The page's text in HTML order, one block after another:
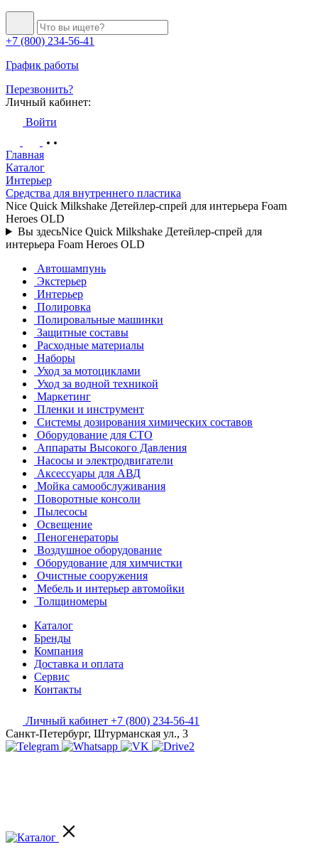
+7 (800) 234-56-41
График работы
Перезвонить?
Личный кабинет:
Войти
Главная
Каталог
Интерьер
Средства для внутреннего пластика
Nice Quick Milkshake Детейлер-спрей для интерьера Foam
Heroes OLD
Вы здесьNice Quick Milkshake Детейлер-спрей для
интерьера Foam Heroes OLD
Автошампунь
Экстерьер
Интерьер
Полировка
Полировальные машинки
Защитные составы
Расходные материалы
Наборы
Уход за мотоциклами
Уход за водной техникой
Маркетинг
Пленки и инструмент
Системы дозирования химических составов
Оборудование для СТО
Аппараты Высокого Давления
Насосы и электродвигатели
Аксессуары для АВД
Мойка самообслуживания
Поворотные консоли
Пылесосы
Освещение
Пеногенераторы
Воздушное оборудование
Оборудование для химчистки
Очистные сооружения
Мебель и интерьер автомойки
Толщиномеры
Каталог
Бренды
Компания
Доставка и оплата
Сервис
Контакты
Личный кабинет +7 (800) 234-56-41
Санкт-Петербург, Штурманская ул., 3